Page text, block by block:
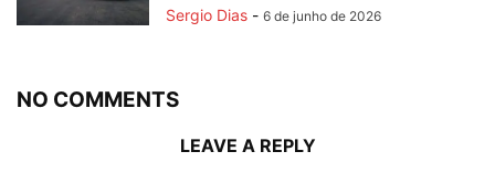
Sergio Dias - 6 de junho de 2026
NO COMMENTS
LEAVE A REPLY